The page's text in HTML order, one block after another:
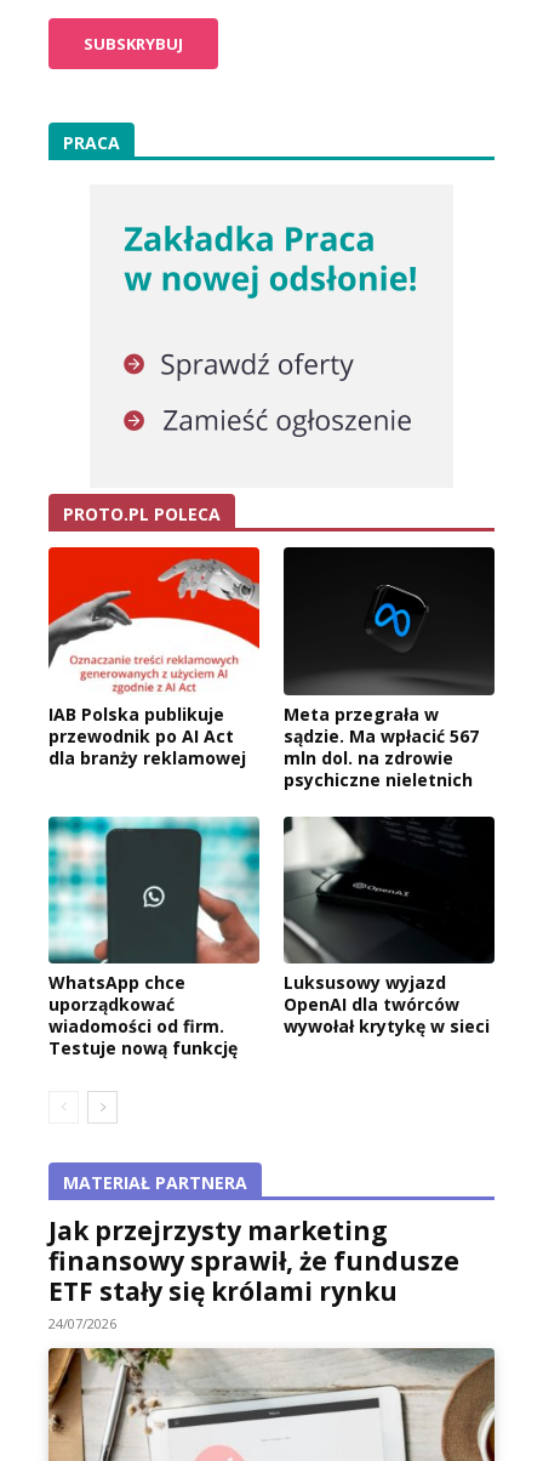
PRACA
PROTO.PL POLECA
IAB Polska publikuje
przewodnik po AI Act
dla branży reklamowej
Meta przegrała w
sądzie. Ma wpłacić 567
mln dol. na zdrowie
psychiczne nieletnich
WhatsApp chce
uporządkować
wiadomości od firm.
Testuje nową funkcję
Luksusowy wyjazd
OpenAI dla twórców
wywołał krytykę w sieci
MATERIAŁ PARTNERA
Jak przejrzysty marketing
finansowy sprawił, że fundusze
ETF stały się królami rynku
24/07/2026